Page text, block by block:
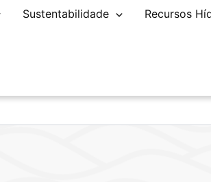
Sustentabilidade Recursos